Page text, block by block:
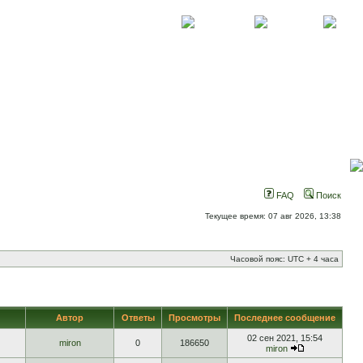
FAQ Поиск
Текущее время: 07 авг 2026, 13:38
Часовой пояс: UTC + 4 часа
Автор Ответы Просмотры Последнее сообщение
miron 0 186650
02 сен 2021, 15:54
miron